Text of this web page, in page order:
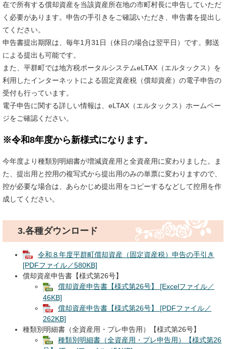
在で所有する償却資産を当該資産所在地の市町村長に申告していただ
く必要があります。申告の手引きをご確認いただき、申告書を提出し
てください。
申告書提出期限は、毎年1月31日（休日の場合は翌平日）です。郵送
による提出も可能です。
また、平群町では地方税ポータルシステムeLTAX（エルタックス）を
利用したインターネットによる固定資産税（償却資産）の電子申告の
受付も行っています。
電子申告に関する詳しい情報は、eLTAX（エルタックス）ホームペー
ジをご確認ください。
※令和8年度から新様式になります。
今年度より種類別明細書が増減資産用と全資産用に変わりました。ま
た、提出用と控用の複写式から提出用のみの単票に変わりますので、
控が必要な場合は、あらかじめ提出用をコピーするなどして控用を作
成してください。
3.各種ダウンロード
令和８年度平群町償却資産（固定資産税）申告の手引き
[PDFファイル／580KB]
償却資産申告書【様式第26号】
償却資産申告書【様式第26号】 [Excelファイル／
46KB]
償却資産申告書【様式第26号】 [PDFファイル／
262KB]
種類別明細書（全資産用・プレ申告用）【様式第26号】
種類別明細書（全資産用・プレ申告用）【様式第26